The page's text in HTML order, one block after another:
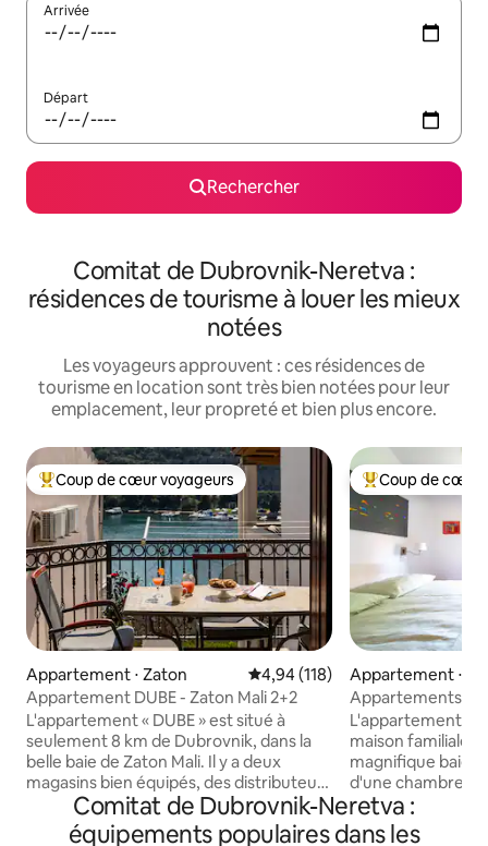
Arrivée
Départ
Rechercher
Comitat de Dubrovnik-Neretva :
résidences de tourisme à louer les mieux
notées
Les voyageurs approuvent : ces résidences de
tourisme en location sont très bien notées pour leur
emplacement, leur propreté et bien plus encore.
Coups de cœur voyageurs les plus appréciés
Coup de cœur voyageurs
Appartement ⋅ Zaton Évaluation moyenne sur la
4,94 (118)
Appartement DUBE - Zaton Mali 2+2
L'appartement « DUBE » est situé à
seulement 8 km de Dubrovnik, dans la
belle baie de Zaton Mali. Il y a deux
magasins bien équipés, des distributeurs
automatiques de billets, un bureau de
poste et plusieurs restaurants dans les
Coups de cœur
Coup de cœur
Appartement ⋅
Appartements
appartement
L'appartement
maison familiale,
magnifique baie de Zaton.
d'une chambre,
d'un coin cuisine.
méditerranéen
Comitat de Dubrovnik-Neretva :
équipements populaires dans les